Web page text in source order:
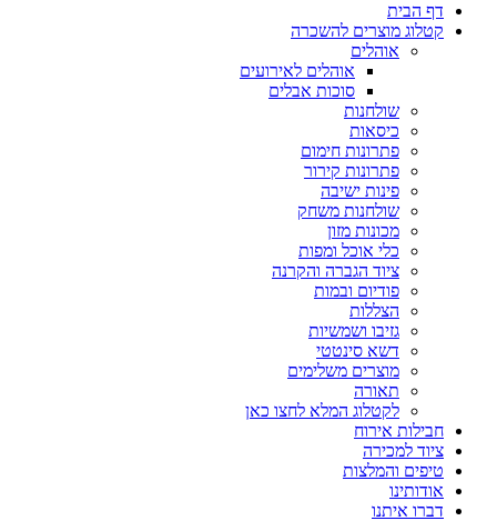
דף הבית
קטלוג מוצרים להשכרה
אוהלים
אוהלים לאירועים
סוכות אבלים
שולחנות
כיסאות
פתרונות חימום
פתרונות קירור
פינות ישיבה
שולחנות משחק
מכונות מזון
כלי אוכל ומפות
ציוד הגברה והקרנה
פודיום ובמות
הצללות
גזיבו ושמשיות
דשא סינטטי
מוצרים משלימים
תאורה
לקטלוג המלא לחצו כאן
חבילות אירוח
ציוד למכירה
טיפים והמלצות
אודותינו
דברו איתנו